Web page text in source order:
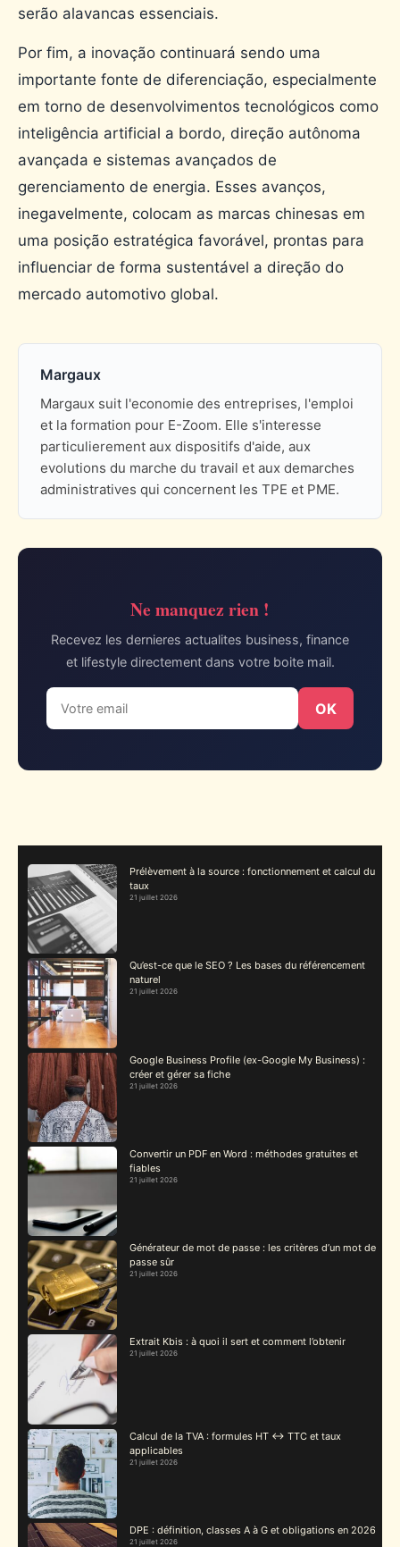
serão alavancas essenciais.
Por fim, a inovação continuará sendo uma
importante fonte de diferenciação, especialmente
em torno de desenvolvimentos tecnológicos como
inteligência artificial a bordo, direção autônoma
avançada e sistemas avançados de
gerenciamento de energia. Esses avanços,
inegavelmente, colocam as marcas chinesas em
uma posição estratégica favorável, prontas para
influenciar de forma sustentável a direção do
mercado automotivo global.
Margaux
Margaux suit l'economie des entreprises, l'emploi
et la formation pour E-Zoom. Elle s'interesse
particulierement aux dispositifs d'aide, aux
evolutions du marche du travail et aux demarches
administratives qui concernent les TPE et PME.
Ne manquez rien !
Recevez les dernieres actualites business, finance
et lifestyle directement dans votre boite mail.
OK
Prélèvement à la source : fonctionnement et calcul du
taux
21 juillet 2026
Qu’est-ce que le SEO ? Les bases du référencement
naturel
21 juillet 2026
Google Business Profile (ex-Google My Business) :
créer et gérer sa fiche
21 juillet 2026
Convertir un PDF en Word : méthodes gratuites et
fiables
21 juillet 2026
Générateur de mot de passe : les critères d’un mot de
passe sûr
21 juillet 2026
Extrait Kbis : à quoi il sert et comment l’obtenir
21 juillet 2026
Calcul de la TVA : formules HT ↔ TTC et taux
applicables
21 juillet 2026
DPE : définition, classes A à G et obligations en 2026
21 juillet 2026